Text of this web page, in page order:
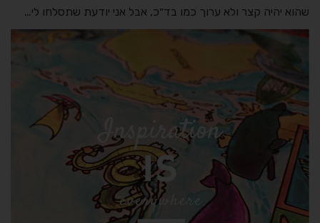
שהוא יהיה קצר ולא ערוך כמו בד״כ, אבל אני יודעת שתסלחו לי…